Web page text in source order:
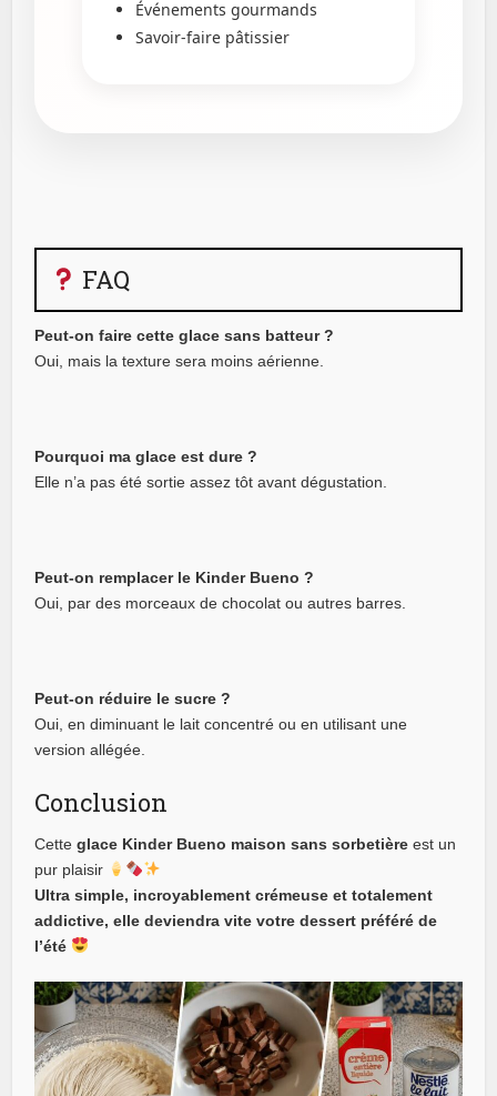
Événements gourmands
Savoir-faire pâtissier
FAQ
Peut-on faire cette glace sans batteur ?
Oui, mais la texture sera moins aérienne.
Pourquoi ma glace est dure ?
Elle n’a pas été sortie assez tôt avant dégustation.
Peut-on remplacer le Kinder Bueno ?
Oui, par des morceaux de chocolat ou autres barres.
Peut-on réduire le sucre ?
Oui, en diminuant le lait concentré ou en utilisant une
version allégée.
Conclusion
Cetteglace Kinder Bueno maison sans sorbetière est un
pur plaisir
Ultra simple, incroyablement crémeuse et totalement
addictive, elle deviendra vite votre dessert préféré de
l’été